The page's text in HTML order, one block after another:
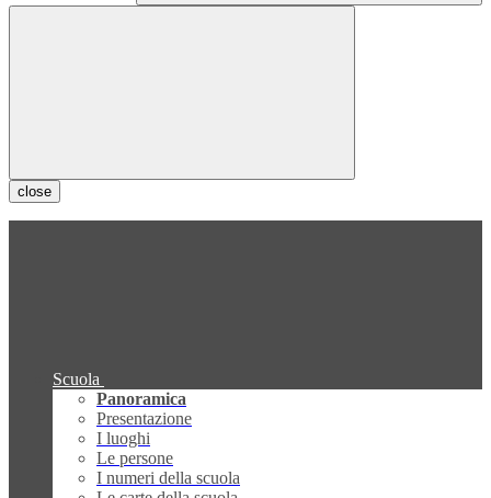
close
Scuola
Panoramica
Presentazione
I luoghi
Le persone
I numeri della scuola